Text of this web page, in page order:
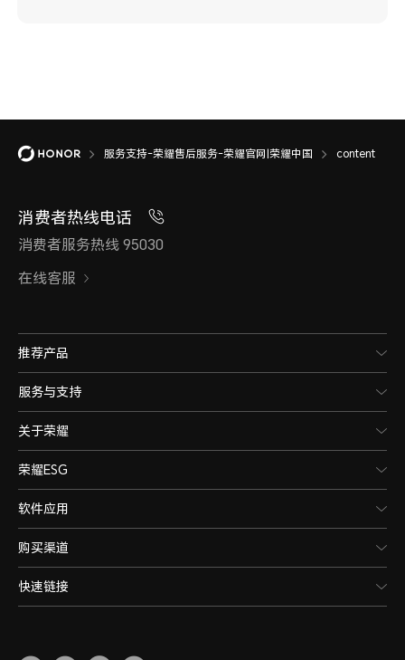
服务支持-荣耀售后服务-荣耀官网|荣耀中国 content
消费者热线电话
消费者服务热线 95030
在线客服
推荐产品
服务与支持
关于荣耀
荣耀ESG
软件应用
购买渠道
快速链接